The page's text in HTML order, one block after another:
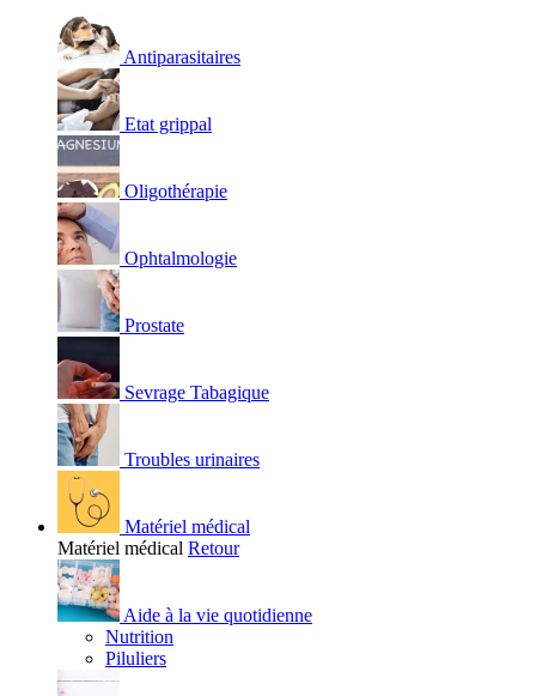
Antiparasitaires
Etat grippal
Oligothérapie
Ophtalmologie
Prostate
Sevrage Tabagique
Troubles urinaires
Matériel médical
Matériel médical Retour
Aide à la vie quotidienne
Nutrition
Piluliers